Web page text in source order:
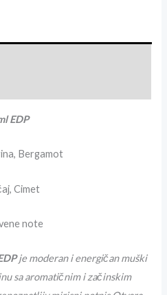
EDP
Bergamot
Cimet
note
je moderan i energičan muški
sa aromatičnim i začinskim